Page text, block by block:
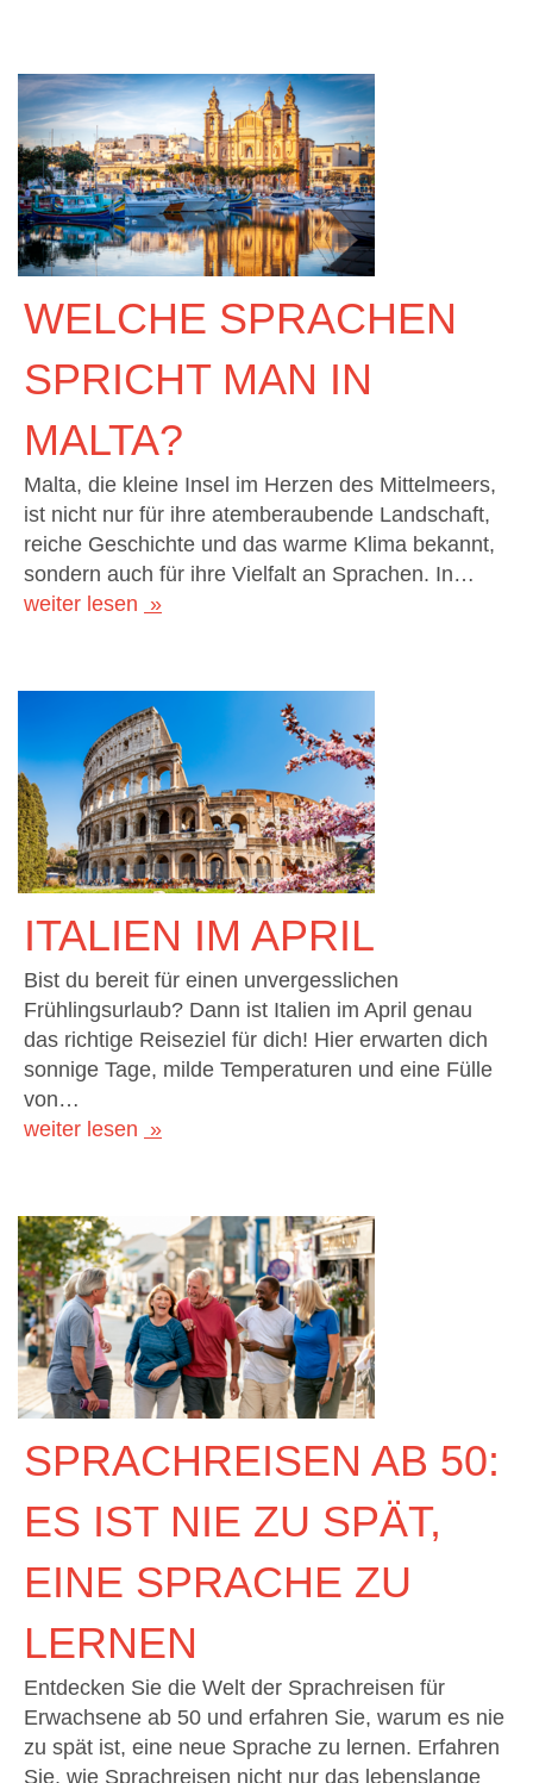
WELCHE SPRACHEN
SPRICHT MAN IN
MALTA?
Malta, die kleine Insel im Herzen des Mittelmeers,
ist nicht nur für ihre atemberaubende Landschaft,
reiche Geschichte und das warme Klima bekannt,
sondern auch für ihre Vielfalt an Sprachen. In…
weiter lesen
ITALIEN IM APRIL
Bist du bereit für einen unvergesslichen
Frühlingsurlaub? Dann ist Italien im April genau
das richtige Reiseziel für dich! Hier erwarten dich
sonnige Tage, milde Temperaturen und eine Fülle
von…
weiter lesen
SPRACHREISEN AB 50:
ES IST NIE ZU SPÄT,
EINE SPRACHE ZU
LERNEN
Entdecken Sie die Welt der Sprachreisen für
Erwachsene ab 50 und erfahren Sie, warum es nie
zu spät ist, eine neue Sprache zu lernen. Erfahren
Sie, wie Sprachreisen nicht nur das lebenslange